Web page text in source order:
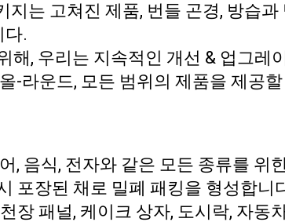
지는 고쳐진 제품, 번들 곤경, 방습
다.
해, 우리는 지속적인 개선 & 업그레
-라운드, 모든 범위의 제품을 제공
, 음식, 전자와 같은 모든 종류를
포장된 채로 밀폐 패킹을 형성합니
장 패널, 케이크 상자, 도시락, 자